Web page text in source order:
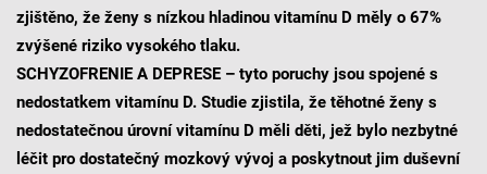
zjištěno, že ženy s nízkou hladinou vitamínu D měly o 67%
zvýšené riziko vysokého tlaku.
SCHYZOFRENIE A DEPRESE – tyto poruchy jsou spojené s
nedostatkem vitamínu D. Studie zjistila, že těhotné ženy s
nedostatečnou úrovní vitamínu D měli děti, jež bylo nezbytné
léčit pro dostatečný mozkový vývoj a poskytnout jim duševní